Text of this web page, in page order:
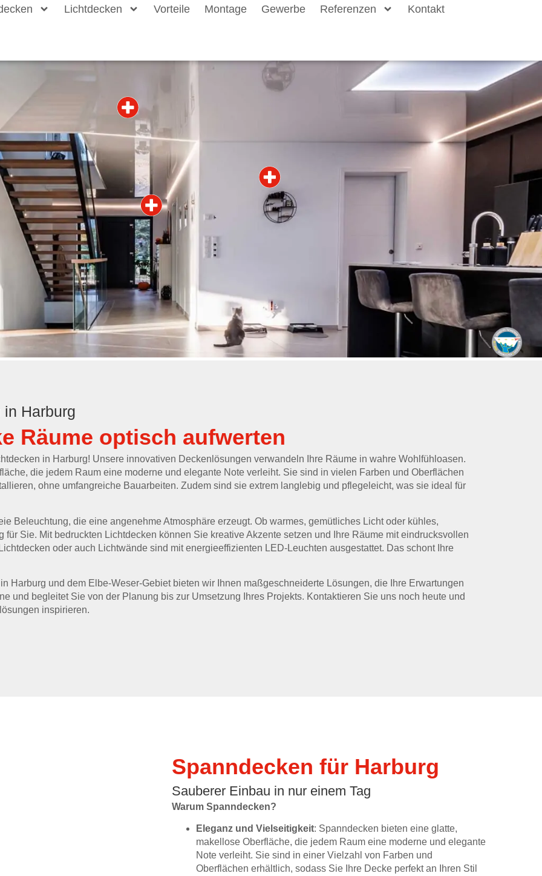
Lichtdecken Vorteile Montage Gewerbe Referenzen Kontakt
Harburg
Räume optisch aufwerten
in Harburg! Unsere innovativen Deckenlösungen verwandeln Ihre Räume in wahre Wohlfühloasen.
die jedem Raum eine moderne und elegante Note verleiht. Sie sind in vielen Farben und Oberflächen
ohne umfangreiche Bauarbeiten. Zudem sind sie extrem langlebig und pflegeleicht, was sie ideal für
Beleuchtung, die eine angenehme Atmosphäre erzeugt. Ob warmes, gemütliches Licht oder kühles,
Sie. Mit bedruckten Lichtdecken können Sie kreative Akzente setzen und Ihre Räume mit eindrucksvollen
oder auch Lichtwände sind mit energieeffizienten LED-Leuchten ausgestattet. Das schont Ihre
Harburg und dem Elbe-Weser-Gebiet bieten wir Ihnen maßgeschneiderte Lösungen, die Ihre Erwartungen
und begleitet Sie von der Planung bis zur Umsetzung Ihres Projekts. Kontaktieren Sie uns noch heute und
inspirieren.
Spanndecken für Harburg
Sauberer Einbau in nur einem Tag
Warum Spanndecken?
Eleganz und Vielseitigkeit: Spanndecken bieten eine glatte,
makellose Oberfläche, die jedem Raum eine moderne und elegante
Note verleiht. Sie sind in einer Vielzahl von Farben und
Oberflächen erhältlich, sodass Sie Ihre Decke perfekt an Ihren Stil